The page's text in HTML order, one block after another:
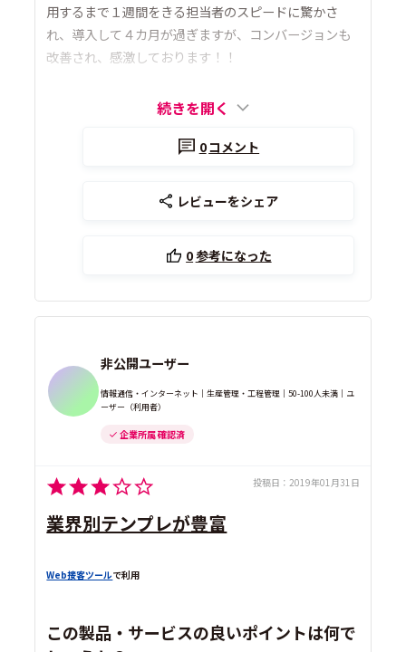
用するまで１週間をきる担当者のスピードに驚かさ
れ、導入して４カ月が過ぎますが、コンバージョンも
改善され、感激しております！！
続きを開く
0コメント
レビューをシェア
0参考になった
非公開ユーザー
情報通信・インターネット｜生産管理・工程管理｜50-100人未満｜ユ
ーザー（利用者）
企業所属 確認済
投稿日： 2019年01月31日
業界別テンプレが豊富
Web接客ツールで利用
この製品・サービスの良いポイントは何で